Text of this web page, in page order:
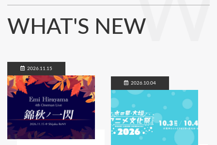
WHAT'S NEW
2026.11.15
2026.10.04